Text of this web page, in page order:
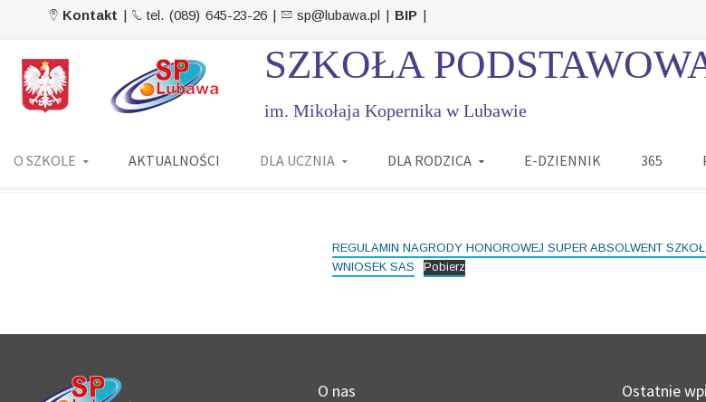
Kontakt | tel. (089) 645-23-26 | sp@lubawa.pl | BIP |
SZKOŁA
im. Mikołaja Kopernika w Lubawie
O SZKOLE AKTUALNOŚCI DLA UCZNIA DLA RODZICA E-DZIENNIK 365
REGULAMIN NAGRODY HONOROWEJ SUPER ABSOLWENT
WNIOSEK SAS
Pobierz
O nas Ostatnie